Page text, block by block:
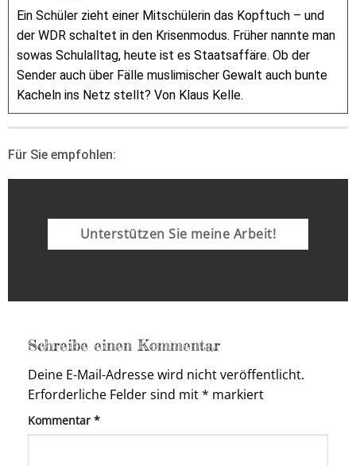
Ein Schüler zieht einer Mitschülerin das Kopftuch – und
der WDR schaltet in den Krisenmodus. Früher nannte man
sowas Schulalltag, heute ist es Staatsaffäre. Ob der
Sender auch über Fälle muslimischer Gewalt auch bunte
Kacheln ins Netz stellt? Von Klaus Kelle.
Für Sie empfohlen:
Unterstützen Sie meine Arbeit!
Schreibe einen Kommentar
Deine E-Mail-Adresse wird nicht veröffentlicht.
Erforderliche Felder sind mit* markiert
Kommentar *